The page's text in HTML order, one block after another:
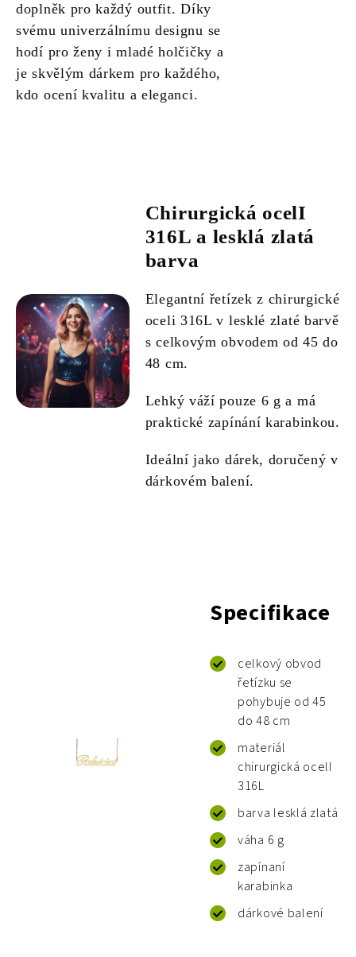
doplněk pro každý outfit. Díky
svému univerzálnímu designu se
hodí pro ženy i mladé holčičky a
je skvělým dárkem pro každého,
kdo ocení kvalitu a eleganci.
Chirurgická ocelI
316L a lesklá zlatá
barva
Elegantní řetízek z chirurgické
oceli 316L v lesklé zlaté barvě
s celkovým obvodem od 45 do
48 cm.
Lehký váží pouze 6 g a má
praktické zapínání karabinkou.
Ideální jako dárek, doručený v
dárkovém balení.
Specifikace
celkový obvod
řetízku se
pohybuje od 45
do 48 cm
materiál
chirurgická ocelI
316L
barva lesklá zlatá
váha 6 g
zapínaní
karabinka
dárkové balení